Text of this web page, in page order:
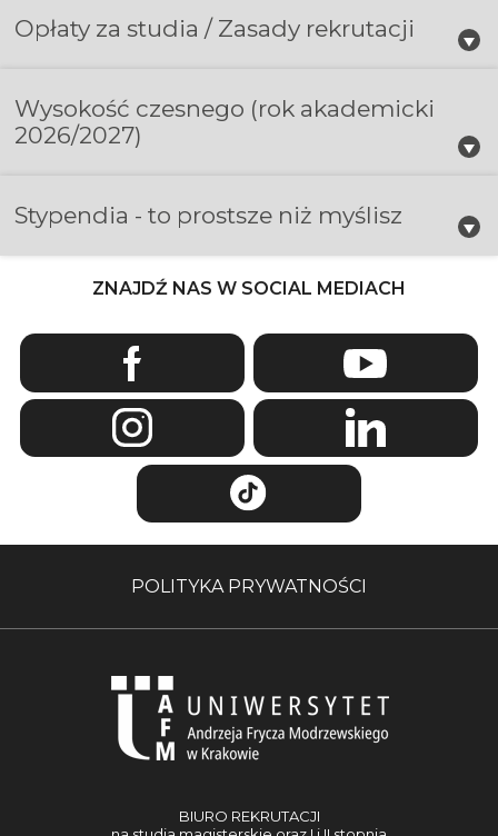
Opłaty za studia / Zasady rekrutacji
Wysokość czesnego (rok akademicki
2026/2027)
Stypendia - to prostsze niż myślisz
ZNAJDŹ NAS W SOCIAL MEDIACH
POLITYKA PRYWATNOŚCI
BIURO REKRUTACJI